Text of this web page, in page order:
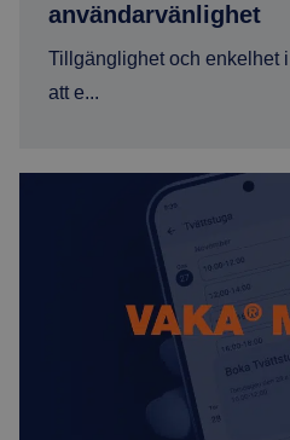
användarvänlighet
Tillgänglighet och enkelhet
att e...
Smidigare bokning med nya